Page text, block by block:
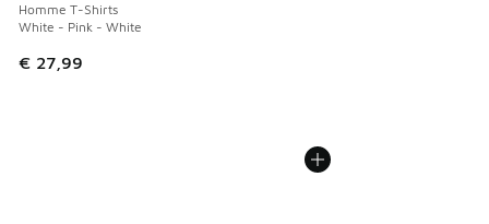
Homme T-Shirts
White - Pink - White
€ 27,99